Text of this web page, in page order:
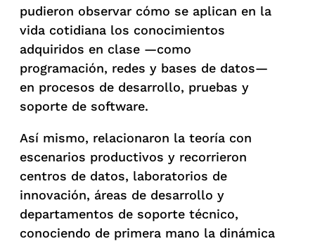
pudieron observar cómo se aplican en la
vida cotidiana los conocimientos
adquiridos en clase —como
programación, redes y bases de datos—
en procesos de desarrollo, pruebas y
soporte de software.
Así mismo, relacionaron la teoría con
escenarios productivos y recorrieron
centros de datos, laboratorios de
innovación, áreas de desarrollo y
departamentos de soporte técnico,
conociendo de primera mano la dinámica